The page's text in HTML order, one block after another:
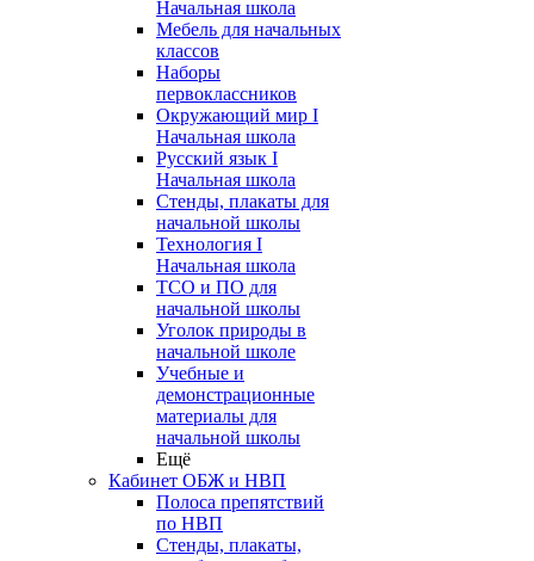
Начальная школа
Мебель для начальных
классов
Наборы
первоклассников
Окружающий мир I
Начальная школа
Русский язык I
Начальная школа
Стенды, плакаты для
начальной школы
Технология I
Начальная школа
ТСО и ПО для
начальной школы
Уголок природы в
начальной школе
Учебные и
демонстрационные
материалы для
начальной школы
Ещё
Кабинет ОБЖ и НВП
Полоса препятствий
по НВП
Стенды, плакаты,